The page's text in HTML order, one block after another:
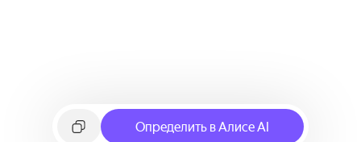
Определить в Алисе AI